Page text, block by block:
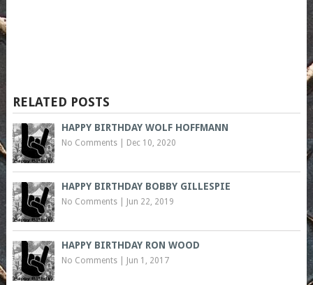
RELATED POSTS
HAPPY BIRTHDAY WOLF HOFFMANN
No Comments| Dec 10, 2020
HAPPY BIRTHDAY BOBBY GILLESPIE
No Comments| Jun 22, 2019
HAPPY BIRTHDAY RON WOOD
No Comments| Jun 1, 2017